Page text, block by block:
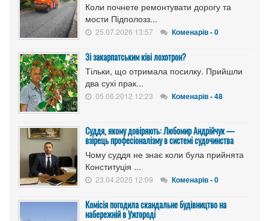
Коли почнете ремонтувати дорогу та
мости Підполозз...
25.07.2026 13:57 Коменарів - 0
Зі закарпатським ківі лохотрон?
Тільки, що отримала посилку. Прийшли
два сухі прак...
05.06.2012 12:23 Коменарів - 48
Суддя, якому довіряють: Любомир Андрійчук —
взірець професіоналізму в системі судочинства
Чому суддя не знає коли була прийнята
Конституція ...
23.04.2025 12:09 Коменарів - 0
Комісія погодила скандальне будівництво на
набережній в Ужгороді